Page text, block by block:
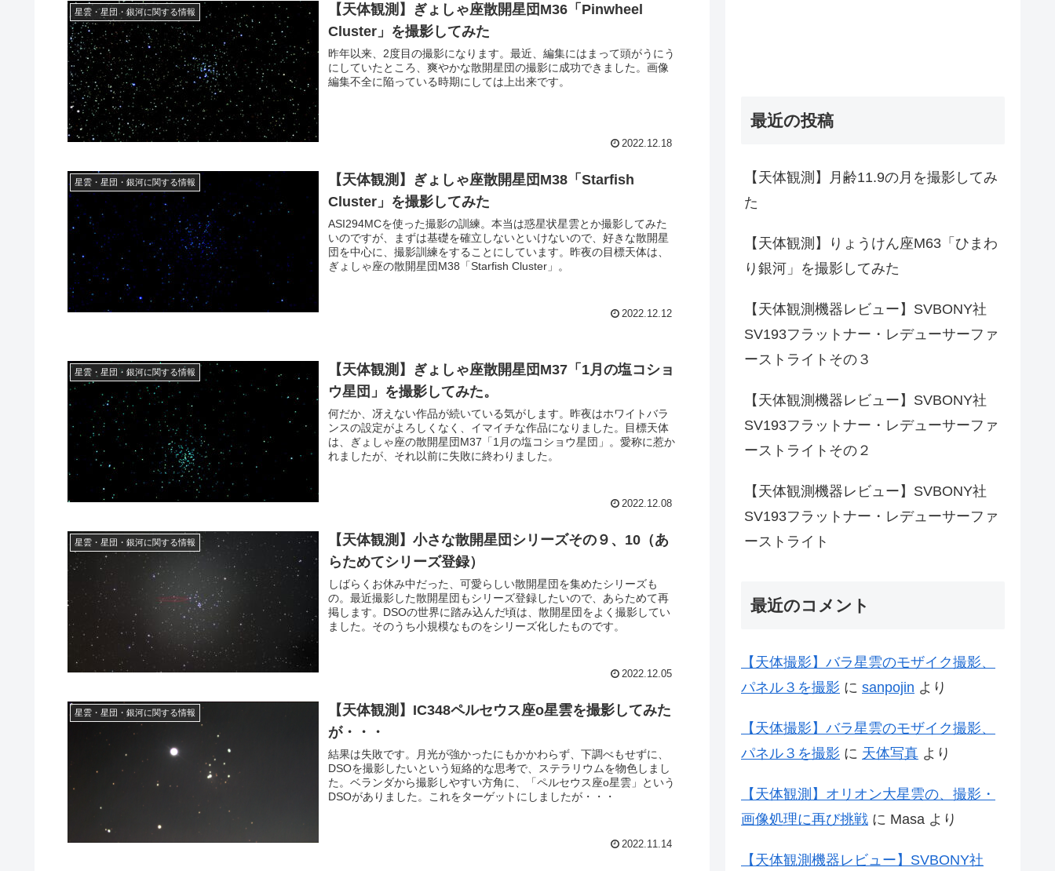
星雲・星団・銀河に関する情報
【天体観測】ぎょしゃ座散開星団M36「Pinwheel
Cluster」を撮影してみた
昨年以来、2度目の撮影になります。最近、編集にはまって頭がうにう
にしていたところ、爽やかな散開星団の撮影に成功できました。画像
編集不全に陥っている時期にしては上出来です。
2022.12.18
星雲・星団・銀河に関する情報
【天体観測】ぎょしゃ座散開星団M38「Starfish
Cluster」を撮影してみた
ASI294MCを使った撮影の訓練。本当は惑星状星雲とか撮影してみた
いのですが、まずは基礎を確立しないといけないので、好きな散開星
団を中心に、撮影訓練をすることにしています。昨夜の目標天体は、
ぎょしゃ座の散開星団M38「Starfish Cluster」。
2022.12.12
星雲・星団・銀河に関する情報
【天体観測】ぎょしゃ座散開星団M37「1月の塩コショ
ウ星団」を撮影してみた。
何だか、冴えない作品が続いている気がします。昨夜はホワイトバラ
ンスの設定がよろしくなく、イマイチな作品になりました。目標天体
は、ぎょしゃ座の散開星団M37「1月の塩コショウ星団」。愛称に惹か
れましたが、それ以前に失敗に終わりました。
2022.12.08
星雲・星団・銀河に関する情報
【天体観測】小さな散開星団シリーズその９、10（あ
らためてシリーズ登録）
しばらくお休み中だった、可愛らしい散開星団を集めたシリーズも
の。最近撮影した散開星団もシリーズ登録したいので、あらためて再
掲します。DSOの世界に踏み込んだ頃は、散開星団をよく撮影してい
ました。そのうち小規模なものをシリーズ化したものです。
2022.12.05
星雲・星団・銀河に関する情報
【天体観測】IC348ペルセウス座o星雲を撮影してみた
が・・・
結果は失敗です。月光が強かったにもかかわらず、下調べもせずに、
DSOを撮影したいという短絡的な思考で、ステラリウムを物色しまし
た。ベランダから撮影しやすい方角に、「ペルセウス座o星雲」という
DSOがありました。これをターゲットにしましたが・・・
2022.11.14
最近の投稿
【天体観測】月齢11.9の月を撮影してみ
た
【天体観測】りょうけん座M63「ひまわ
り銀河」を撮影してみた
【天体観測機器レビュー】SVBONY社
SV193フラットナー・レデューサーファ
ーストライトその３
【天体観測機器レビュー】SVBONY社
SV193フラットナー・レデューサーファ
ーストライトその２
【天体観測機器レビュー】SVBONY社
SV193フラットナー・レデューサーファ
ーストライト
最近のコメント
【天体撮影】バラ星雲のモザイク撮影、
パネル３を撮影 に sanpojin より
【天体撮影】バラ星雲のモザイク撮影、
パネル３を撮影 に 天体写真 より
【天体観測】オリオン大星雲の、撮影・
画像処理に再び挑戦 に Masa より
【天体観測機器レビュー】SVBONY社